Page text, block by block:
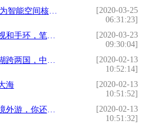
空间核心驱动力
[2020-03-25
06:31:23]
本电脑也在计划中？
[2020-03-23
09:30:04]
语花香印度死气沉沉
[2020-02-13
10:52:14]
海
[2020-02-13
10:51:52]
你还差几个？
[2020-02-13
10:51:32]